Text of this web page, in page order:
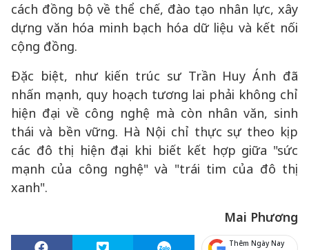
cách đồng bộ về thể chế, đào tạo nhân lực, xây
dựng văn hóa minh bạch hóa dữ liệu và kết nối
cộng đồng.
Đặc biệt, như kiến trúc sư Trần Huy Ánh đã
nhấn mạnh, quy hoạch tương lai phải không chỉ
hiện đại về công nghệ mà còn nhân văn, sinh
thái và bền vững. Hà Nội chỉ thực sự theo kịp
các đô thị hiện đại khi biết kết hợp giữa "sức
mạnh của công nghệ" và "trái tim của đô thị
xanh".
Mai Phương
Thêm Ngày Nay